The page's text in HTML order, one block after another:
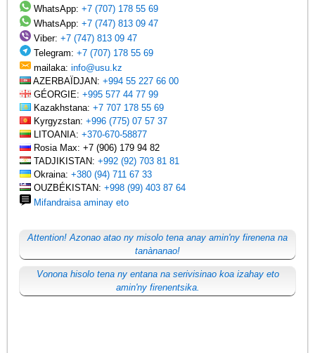
WhatsApp:+7 (707) 178 55 69
WhatsApp:+7 (747) 813 09 47
Viber:+7 (747) 813 09 47
Telegram:+7 (707) 178 55 69
mailaka:info@usu.kz
AZERBAÏDJAN:+994 55 227 66 00
GÉORGIE:+995 577 44 77 99
Kazakhstana:+7 707 178 55 69
Kyrgyzstan:+996 (775) 07 57 37
LITOANIA:+370-670-58877
Rosia Max: +7 (906) 179 94 82
TADJIKISTAN:+992 (92) 703 81 81
Okraina:+380 (94) 711 67 33
OUZBÉKISTAN:+998 (99) 403 87 64
Mifandraisa aminay eto
Attention! Azonao atao ny misolo tena anay amin'ny firenena na
tanànanao!
Vonona hisolo tena ny entana na serivisinao koa izahay eto
amin'ny firenentsika.